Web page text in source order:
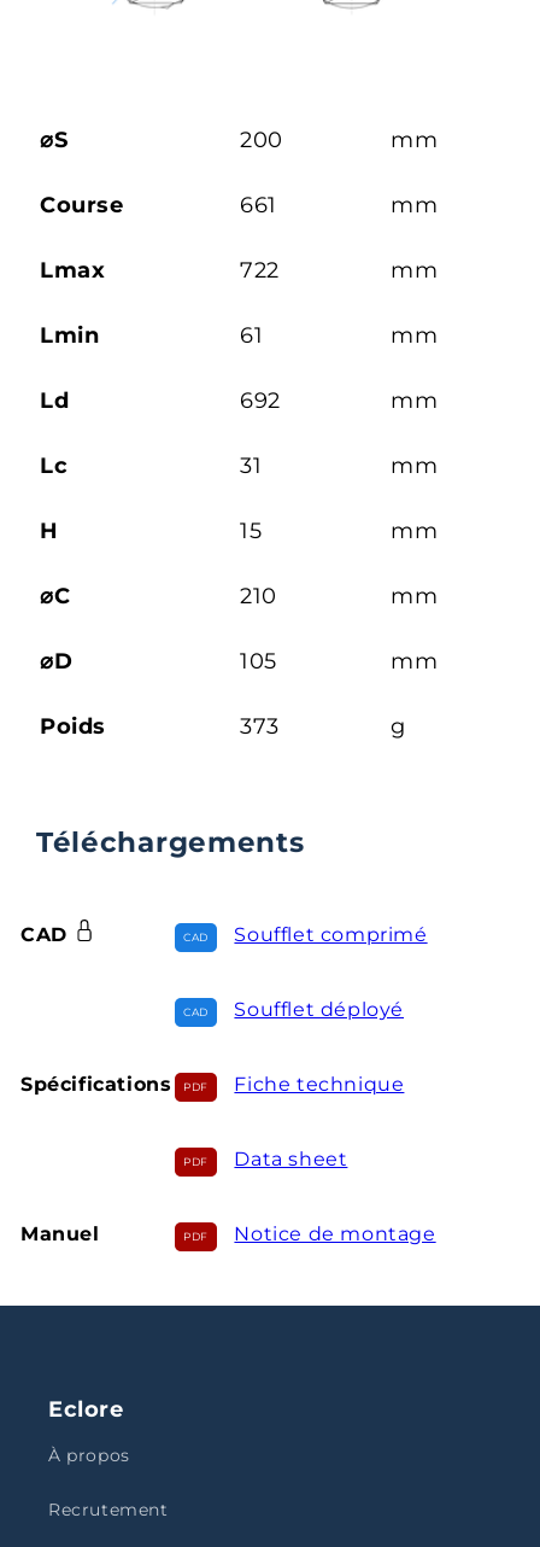
⌀S 200 mm
Course 661 mm
Lmax 722 mm
Lmin 61 mm
Ld 692 mm
Lc 31 mm
H 15 mm
⌀C 210 mm
⌀D 105 mm
Poids 373 g
Téléchargements
CAD Soufflet comprimé
Soufflet déployé
Spécifications Fiche technique
Data sheet
Manuel Notice de montage
Eclore
À propos
Recrutement